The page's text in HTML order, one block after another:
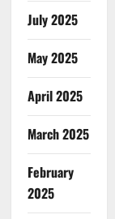
July 2025
May 2025
April 2025
March 2025
February
2025